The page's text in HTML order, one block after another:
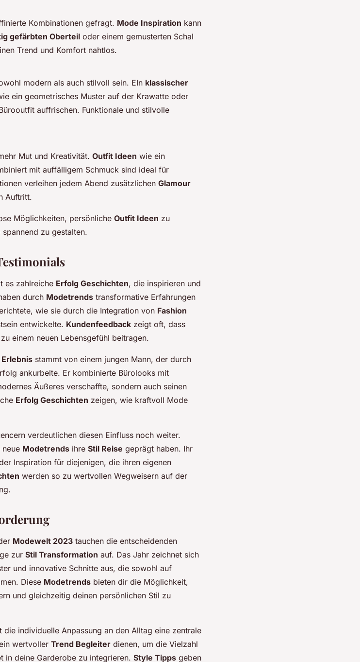
Kombinationen gefragt. Mode Inspiration kann
gefärbten Oberteil oder einem gemusterten Schal
Trend und Komfort nahtlos.
modern als auch stilvoll sein. EIn klassischer
ein geometrisches Muster auf der Krawatte oder
auffrischen. Funktionale und stilvolle
Mut und Kreativität. Outfit Ideen wie ein
mit auffälligem Schmuck sind ideal für
verleihen jedem Abend zusätzlichen Glamour
Auftritt.
Möglichkeiten, persönliche Outfit Ideen zu
spannend zu gestalten.
es zahlreiche Erfolg Geschichten, die inspirieren und
durch Modetrends transformative Erfahrungen
wie sie durch die Integration von Fashion
entwickelte. Kundenfeedback zeigt oft, dass
zu einem neuen Lebensgefühl beitragen.
stammt von einem jungen Mann, der durch
ankurbelte. Er kombinierte Bürolooks mit
Äußeres verschaffte, sondern auch seinen
Erfolg Geschichten zeigen, wie kraftvoll Mode
verdeutlichen diesen Einfluss noch weiter.
Modetrends ihre Stil Reise geprägt haben. Ihr
Inspiration für diejenigen, die ihren eigenen
werden so zu wertvollen Wegweisern auf der
Modewelt 2023 tauchen die entscheidenden
zur Stil Transformation auf. Das Jahr zeichnet sich
und innovative Schnitte aus, die sowohl auf
Diese Modetrends bieten dir die Möglichkeit,
und gleichzeitig deinen persönlichen Stil zu
individuelle Anpassung an den Alltag eine zentrale
wertvoller Trend Begleiter dienen, um die Vielzahl
in deine Garderobe zu integrieren. Style Tipps geben